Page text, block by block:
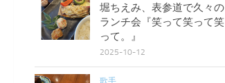
堀ちえみ、表参道で久々の
ランチ会『笑って笑って笑
って。』
2025-10-12
歌手